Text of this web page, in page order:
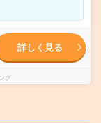
詳しく見る
グ